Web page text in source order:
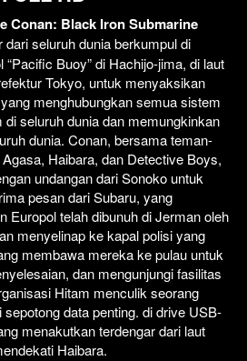
Conan: Black Iron Submarine
dari seluruh dunia berkumpul di
Buoy” di Hachijo-jima, di laut
Tokyo, untuk menyaksikan
menghubungkan semua sistem
seluruh dunia dan memungkinkan
dunia. Conan, bersama teman-
Haibara, dan Detective Boys,
undangan dari Sonoko untuk
pesan dari Subaru, yang
Europol telah dibunuh di Jerman oleh
menyelinap ke kapal polisi yang
membawa mereka ke pulau untuk
dan mengunjungi fasilitas
Hitam menculik seorang
data penting. di drive USB-
menakutkan terdengar dari laut
Haibara.